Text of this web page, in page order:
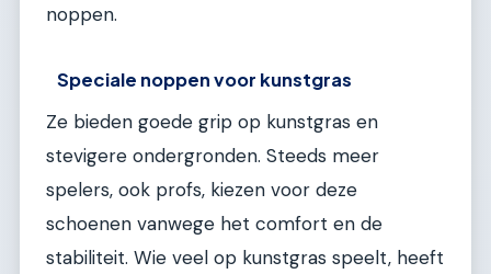
noppen.
Speciale noppen voor kunstgras
Ze bieden goede grip op kunstgras en
stevigere ondergronden. Steeds meer
spelers, ook profs, kiezen voor deze
schoenen vanwege het comfort en de
stabiliteit. Wie veel op kunstgras speelt, heeft